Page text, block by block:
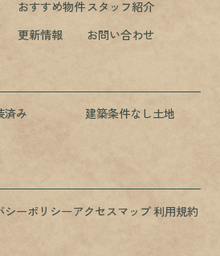
おすすめ物件スタッフ紹介
更新情報 お問い合わせ
済み
建築条件なし土地
シーポリシーアクセスマップ利用規約